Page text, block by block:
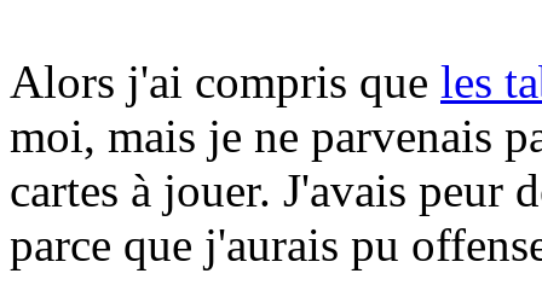
Alors j'ai compris que les
moi, mais je ne parvenais
cartes à jouer. J'avais peur
parce que j'aurais pu